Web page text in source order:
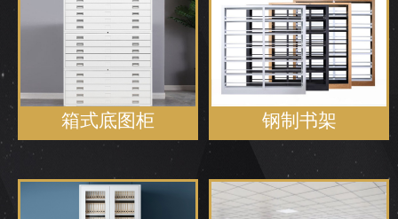
箱式底图柜 钢制书架